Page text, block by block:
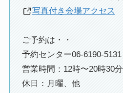
写真付き会場アクセス
ご予約は・・
予約センター06-6190-5131
営業時間：12時〜20時30分
休日：月曜、他